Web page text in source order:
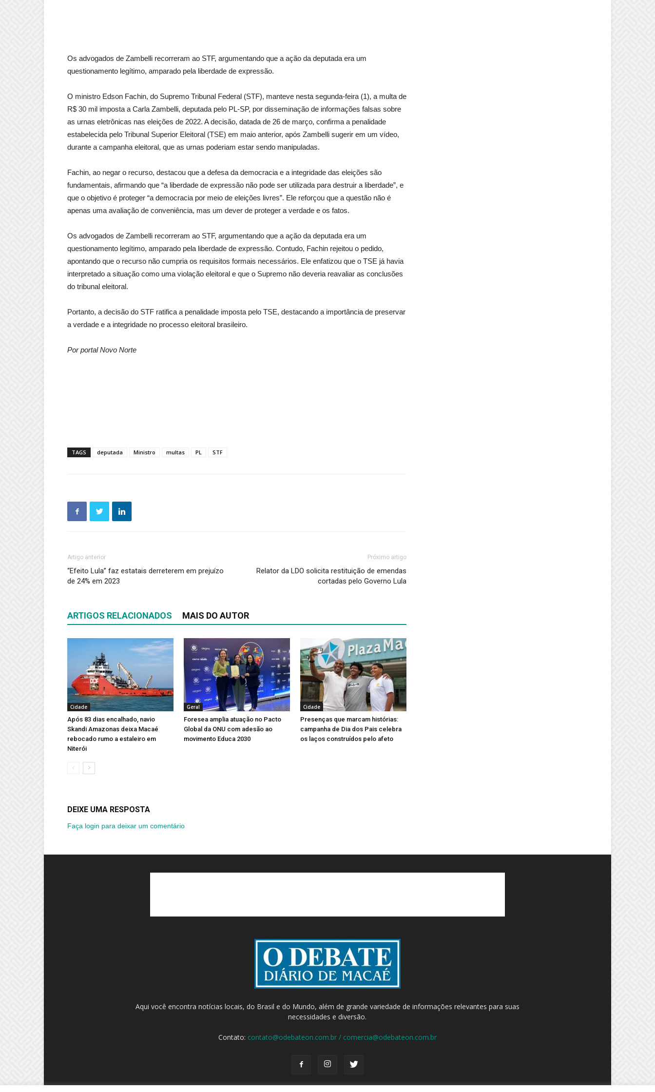
Os advogados de Zambelli recorreram ao STF, argumentando que a ação da deputada era um
questionamento legítimo, amparado pela liberdade de expressão.
O ministro Edson Fachin, do Supremo Tribunal Federal (STF), manteve nesta segunda-feira (1), a multa de
R$ 30 mil imposta a Carla Zambelli, deputada pelo PL-SP, por disseminação de informações falsas sobre
as urnas eletrônicas nas eleições de 2022. A decisão, datada de 26 de março, confirma a penalidade
estabelecida pelo Tribunal Superior Eleitoral (TSE) em maio anterior, após Zambelli sugerir em um vídeo,
durante a campanha eleitoral, que as urnas poderiam estar sendo manipuladas.
Fachin, ao negar o recurso, destacou que a defesa da democracia e a integridade das eleições são
fundamentais, afirmando que “a liberdade de expressão não pode ser utilizada para destruir a liberdade”, e
que o objetivo é proteger “a democracia por meio de eleições livres”. Ele reforçou que a questão não é
apenas uma avaliação de conveniência, mas um dever de proteger a verdade e os fatos.
Os advogados de Zambelli recorreram ao STF, argumentando que a ação da deputada era um
questionamento legítimo, amparado pela liberdade de expressão. Contudo, Fachin rejeitou o pedido,
apontando que o recurso não cumpria os requisitos formais necessários. Ele enfatizou que o TSE já havia
interpretado a situação como uma violação eleitoral e que o Supremo não deveria reavaliar as conclusões
do tribunal eleitoral.
Portanto, a decisão do STF ratifica a penalidade imposta pelo TSE, destacando a importância de preservar
a verdade e a integridade no processo eleitoral brasileiro.
Por portal Novo Norte
TAGS deputada Ministro multas PL STF
Artigo anterior
“Efeito Lula” faz estatais derreterem em prejuízo
de 24% em 2023
Próximo artigo
Relator da LDO solicita restituição de emendas
cortadas pelo Governo Lula
ARTIGOS RELACIONADOS MAIS DO AUTOR
Cidade
Após 83 dias encalhado, navio
Skandi Amazonas deixa Macaé
rebocado rumo a estaleiro em
Niterói
Geral
Foresea amplia atuação no Pacto
Global da ONU com adesão ao
movimento Educa 2030
Cidade
Presenças que marcam histórias:
campanha de Dia dos Pais celebra
os laços construídos pelo afeto
DEIXE UMA RESPOSTA
Faça login para deixar um comentário
Aqui você encontra notícias locais, do Brasil e do Mundo, além de grande variedade de informações relevantes para suas
necessidades e diversão.
Contato: contato@odebateon.com.br / comercia@odebateon.com.br